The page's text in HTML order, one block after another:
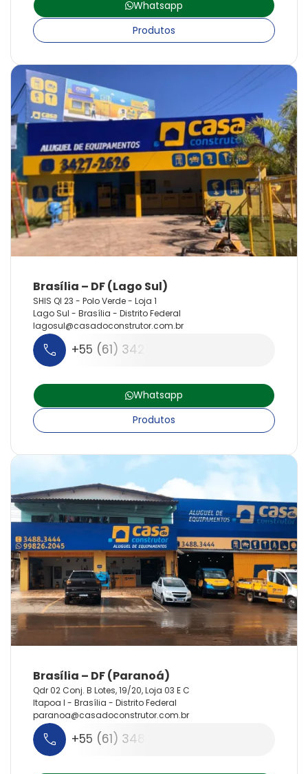
Whatsapp
Produtos
SHIS QI 23 - Polo Verde - Loja 1
Lago Sul - Brasília - Distrito Federal
lagosul@casadoconstrutor.com.br
+55 (61) 3427-2626
Whatsapp
Produtos
Qdr 02 Conj. B Lotes, 19/20, Loja 03 E C
Itapoa I - Brasília - Distrito Federal
paranoa@casadoconstrutor.com.br
+55 (61) 3488-3444